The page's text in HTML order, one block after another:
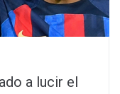
a lucir el